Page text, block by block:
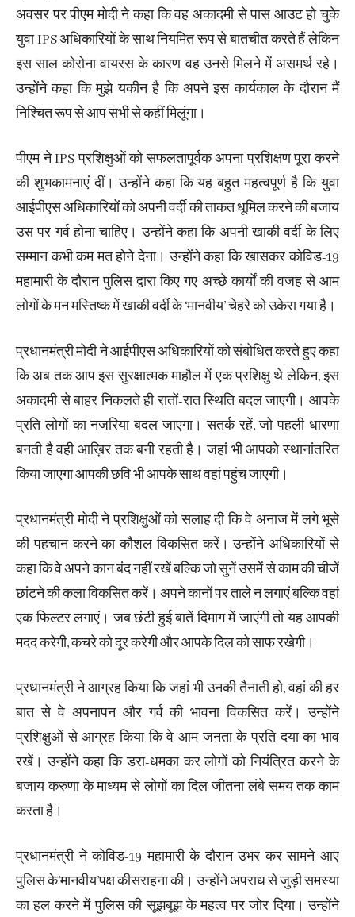
अवसर पर पीएम मोदी ने कहा कि वह अकादमी से पास आउट हो चुके
युवा IPS अधिकारियों के साथ नियमित रूप से बातचीत करते हैं लेकिन
इस साल कोरोना वायरस के कारण वह उनसे मिलने में असमर्थ रहे।
उन्होंने कहा कि मुझे यकीन है कि अपने इस कार्यकाल के दौरान मैं
निश्चित रूप से आप सभी से कहीं मिलूंगा।
पीएम ने IPS प्रशिक्षुओं को सफलतापूर्वक अपना प्रशिक्षण पूरा करने
की शुभकामनाएं दीं। उन्होंने कहा कि यह बहुत महत्वपूर्ण है कि युवा
आईपीएस अधिकारियों को अपनी वर्दी की ताकत धूमिल करने की बजाय
उस पर गर्व होना चाहिए। उन्होंने कहा कि अपनी खाकी वर्दी के लिए
सम्मान कभी कम मत होने देना। उन्होंने कहा कि खासकर कोविड-19
महामारी के दौरान पुलिस द्वारा किए गए अच्छे कार्यों की वजह से आम
लोगों के मन मस्तिष्क में खाकी वर्दी के ‘मानवीय’ चेहरे को उकेरा गया है।
प्रधानमंत्री मोदी ने आईपीएस अधिकारियों को संबोधित करते हुए कहा
कि अब तक आप इस सुरक्षात्मक माहौल में एक प्रशिक्षु थे लेकिन, इस
अकादमी से बाहर निकलते ही रातों-रात स्थिति बदल जाएगी। आपके
प्रति लोगों का नजरिया बदल जाएगा। सतर्क रहें, जो पहली धारणा
बनती है वही आख़िर तक बनी रहती है। जहां भी आपको स्थानांतरित
किया जाएगा आपकी छवि भी आपके साथ वहां पहुंच जाएगी।
प्रधानमंत्री मोदी ने प्रशिक्षुओं को सलाह दी कि वे अनाज में लगे भूसे
की पहचान करने का कौशल विकसित करें। उन्होंने अधिकारियों से
कहा कि वे अपने कान बंद नहीं रखें बल्कि जो सुनें उसमें से काम की चीजें
छांटने की कला विकसित करें। अपने कानों पर ताले न लगाएं बल्कि वहां
एक फिल्टर लगाएं। जब छंटी हुई बातें दिमाग में जाएंगी तो यह आपकी
मदद करेगी, कचरे को दूर करेगी और आपके दिल को साफ रखेगी।
प्रधानमंत्री ने आग्रह किया कि जहां भी उनकी तैनाती हो, वहां की हर
बात से वे अपनापन और गर्व की भावना विकसित करें। उन्होंने
प्रशिक्षुओं से आग्रह किया कि वे आम जनता के प्रति दया का भाव
रखें। उन्होंने कहा कि डरा-धमका कर लोगों को नियंत्रित करने के
बजाय करुणा के माध्यम से लोगों का दिल जीतना लंबे समय तक काम
करता है।
प्रधानमंत्री ने कोविड-19 महामारी के दौरान उभर कर सामने आए
पुलिस के’मानवीय’पक्ष कीसराहना की। उन्होंने अपराध से जुड़ी समस्या
का हल करने में पुलिस की सूझबूझ के महत्व पर जोर दिया। उन्होंने